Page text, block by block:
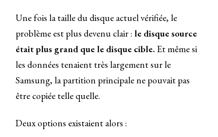
Une fois la taille du disque actuel vérifiée, le
problème est plus devenu clair : le disque source
était plus grand que le disque cible. Et même si
les données tenaient très largement sur le
Samsung, la partition principale ne pouvait pas
être copiée telle quelle.
Deux options existaient alors :